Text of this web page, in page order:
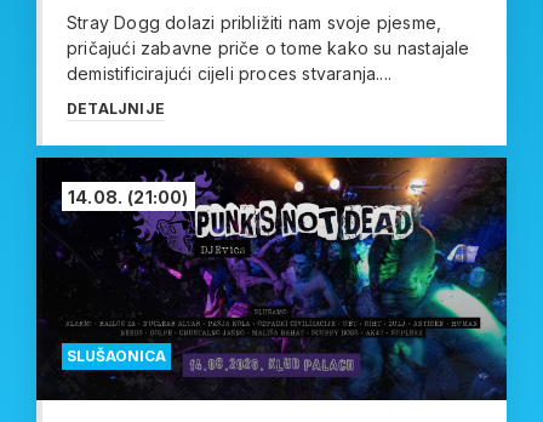
Stray Dogg dolazi približiti nam svoje pjesme,
pričajući zabavne priče o tome kako su nastajale
demistificirajući cijeli proces stvaranja....
DETALJNIJE
SLUŠAONICA
14.08. (21:00)